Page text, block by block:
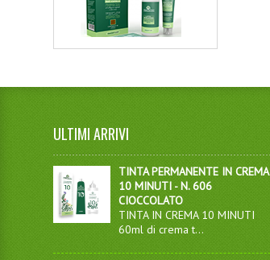
ULTIMI ARRIVI
TINTA PERMANENTE IN CREMA
10 MINUTI - N. 606
CIOCCOLATO
TINTA IN CREMA 10 MINUTI
60ml di crema t...